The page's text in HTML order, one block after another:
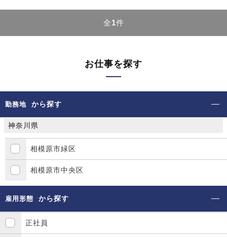
全1件
お仕事を探す
勤務地 から探す
神奈川県
相模原市緑区
相模原市中央区
雇用形態 から探す
正社員